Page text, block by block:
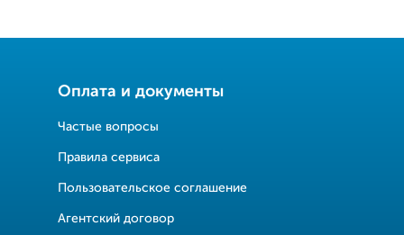
Оплата и документы
Частые вопросы
Правила сервиса
Пользовательское соглашение
Агентский договор